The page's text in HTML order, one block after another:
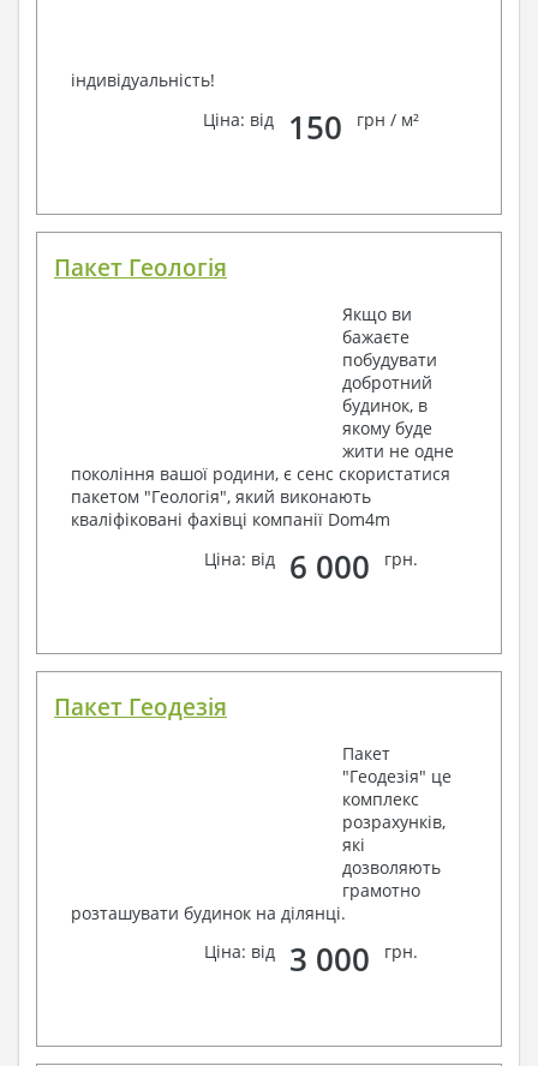
індивідуальність!
Ціна: від
150 грн / м²
Пакет Геологія
Якщо ви
бажаєте
побудувати
добротний
будинок, в
якому буде
жити не одне
покоління вашої родини, є сенс скористатися
пакетом "Геологія", який виконають
кваліфіковані фахівці компанії Dom4m
Ціна: від
6 000 грн.
Пакет Геодезія
Пакет
"Геодезія" це
комплекс
розрахунків,
які
дозволяють
грамотно
розташувати будинок на ділянці.
Ціна: від
3 000 грн.